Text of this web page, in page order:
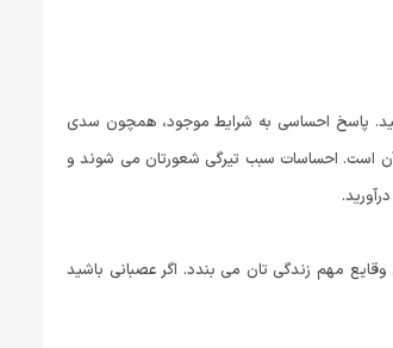
پاسخ احساسی به شرایط موجود، همچون سدی
آن است. احساسات سبب تیرگی شعورتان می شوند و
مهم زندگی تان می بندد. اگر عصبانی باشید